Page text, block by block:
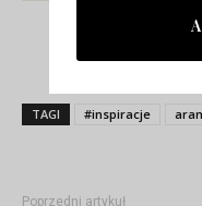
TAGI #inspiracje
Poprzedni artykuł